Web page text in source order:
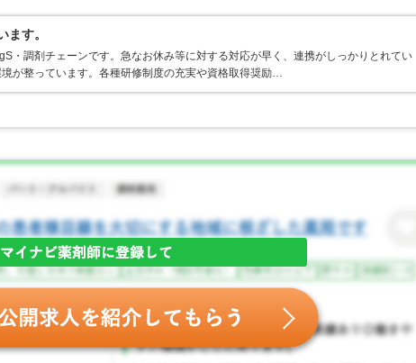
ます。
・調剤チェーンです。急なお休み等に対する対応が早く、連携がしっかりとれてい
が整っています。各種研修制度の充実や資格取得奨励…